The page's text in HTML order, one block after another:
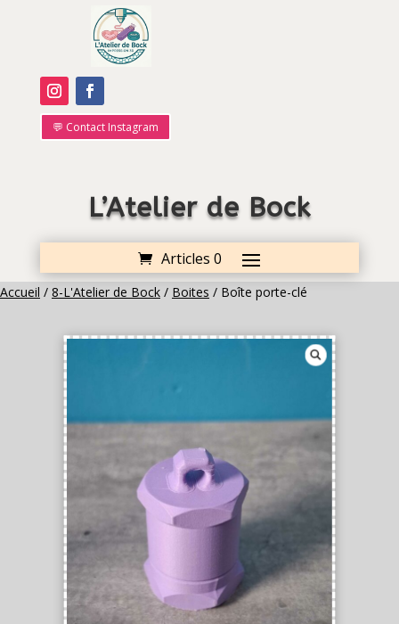
💬 Contact Instagram
L’Atelier de Bock
Articles 0
Accueil / 8-L'Atelier de Bock / Boites / Boîte porte-clé